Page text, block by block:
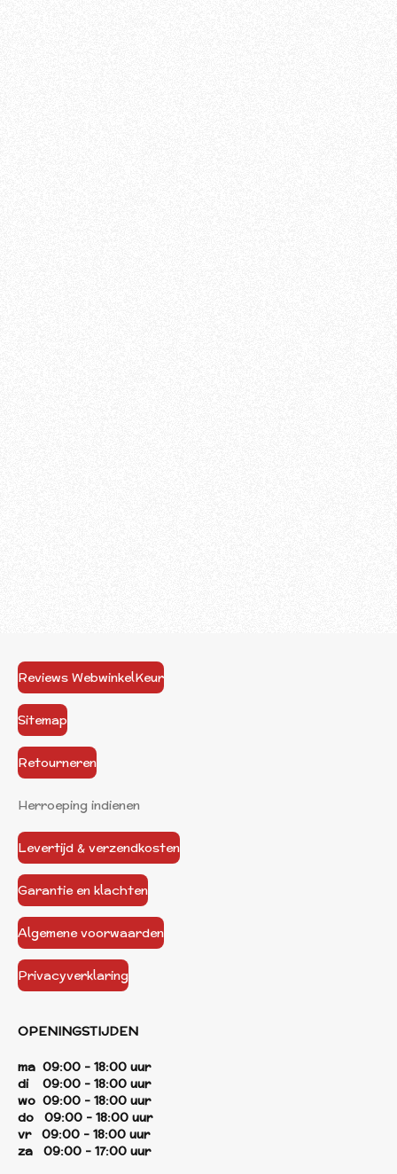
Reviews WebwinkelKeur
Sitemap
Retourneren
Herroeping indienen
Levertijd & verzendkosten
Garantie en klachten
Algemene voorwaarden
Privacyverklaring
OPENINGSTIJDEN
ma 09:00 - 18:00 uur
di 09:00 - 18:00 uur
wo 09:00 - 18:00 uur
do 09:00 - 18:00 uur
vr 09:00 - 18:00 uur
za 09:00 - 17:00 uur